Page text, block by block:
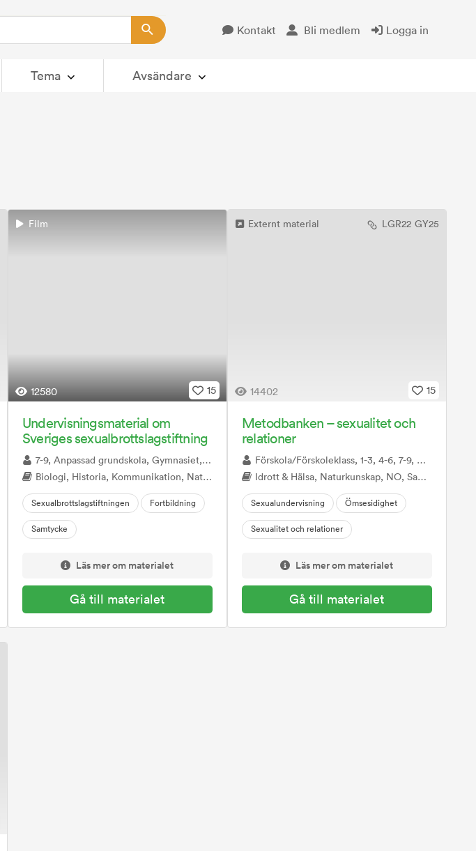
Kontakt Bli medlem Logga in
Tema Avsändare Öppna avsändare
Film
12580 15
Undervisningsmaterial om
Sveriges sexualbrottslagstiftning
7-9, Anpassad grundskola, Gymnasiet, Anpassad gymnasieskola
Biologi, Historia, Kommunikation, Naturkunskap, NO, Privatjuridik, Religion, Samhällskunskap, SO, Språkintroduktion (Introduktionsprogram), Vardagsaktiviteter, Verklighetsuppfattning, Sexualitet samtycke och relationer
Sexualbrottslagstiftningen Fortbildning
Samtycke
Läs mer om materialet
Gå till materialet
Externt material LGR22 GY25
14402 15
Metodbanken – sexualitet och
relationer
Förskola/Förskoleklass, 1-3, 4-6, 7-9, Gymnasiet
Idrott & Hälsa, Naturkunskap, NO, Samhällskunskap, SO, Svenska, Ämnesövergripande, Mentorstid, Sexualitet samtycke och relationer
Sexualundervisning Ömsesidighet
Sexualitet och relationer
Läs mer om materialet
Gå till materialet